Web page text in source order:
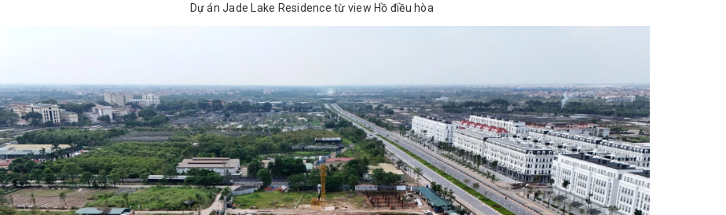
Dự án Jade Lake Residence từ view Hồ điều hòa